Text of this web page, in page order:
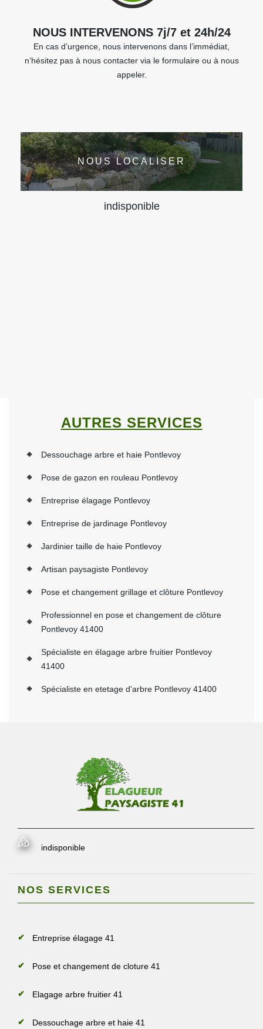
NOUS INTERVENONS 7j/7 et 24h/24
En cas d’urgence, nous intervenons dans l’immédiat,
n’hésitez pas à nous contacter via le formulaire ou à nous
appeler.
NOUS LOCALISER
indisponible
AUTRES SERVICES
Dessouchage arbre et haie Pontlevoy
Pose de gazon en rouleau Pontlevoy
Entreprise élagage Pontlevoy
Entreprise de jardinage Pontlevoy
Jardinier taille de haie Pontlevoy
Artisan paysagiste Pontlevoy
Pose et changement grillage et clôture Pontlevoy
Professionnel en pose et changement de clôture
Pontlevoy 41400
Spécialiste en élagage arbre fruitier Pontlevoy
41400
Spécialiste en etetage d'arbre Pontlevoy 41400
indisponible
NOS SERVICES
Entreprise élagage 41
Pose et changement de cloture 41
Elagage arbre fruitier 41
Dessouchage arbre et haie 41